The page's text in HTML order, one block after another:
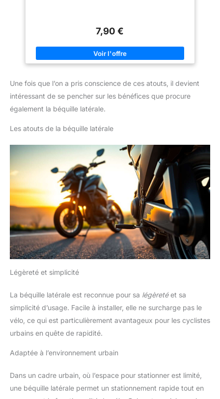
7,90 €
Une fois que l’on a pris conscience de ces atouts, il devient
intéressant de se pencher sur les bénéfices que procure
également la béquille latérale.
Les atouts de la béquille latérale
Légèreté et simplicité
La béquille latérale est reconnue pour sa légèretéet sa
simplicité d’usage. Facile à installer, elle ne surcharge pas le
vélo, ce qui est particulièrement avantageux pour les cyclistes
urbains en quête de rapidité.
Adaptée à l’environnement urbain
Dans un cadre urbain, où l’espace pour stationner est limité,
une béquille latérale permet un stationnement rapide tout en